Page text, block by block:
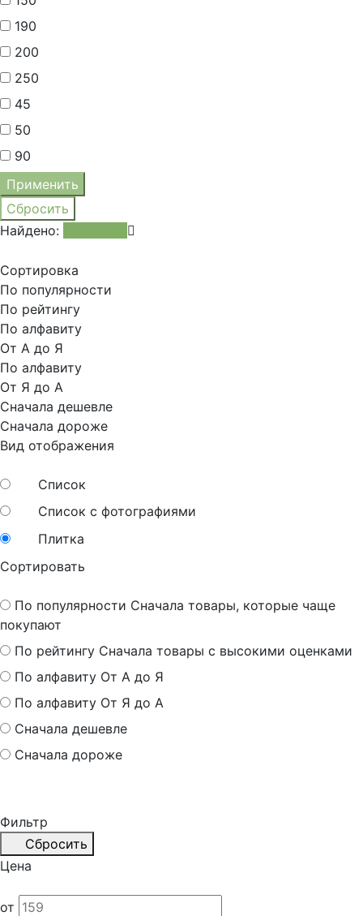
190
200
250
45
50
90
Найдено:
Сортировка
По популярности
По рейтингу
По алфавиту
От А до Я
По алфавиту
От Я до А
Сначала дешевле
Сначала дороже
Вид отображения
Список
Список с фотографиями
Плитка
Сортировать
По популярности Сначала товары, которые чаще
покупают
По рейтингу Сначала товары с высокими оценками
По алфавиту От А до Я
По алфавиту От Я до А
Сначала дешевле
Сначала дороже
Фильтр
Сбросить
Цена
от